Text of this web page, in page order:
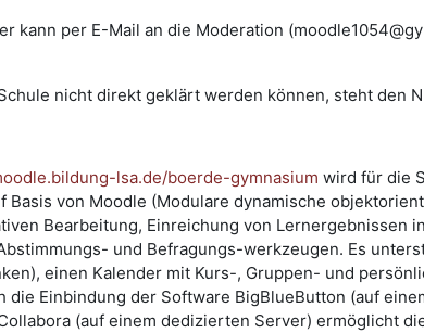
kann per E-Mail an die Moderation
nicht direkt geklärt werden können, steht den
lsa.de/boerde-gymnasium wird für die
Basis von Moodle (Modulare dynamische
Bearbeitung, Einreichung von
und Befragungs-werkzeugen. Es
einen Kalender mit Kurs-, Gruppen- und
die Einbindung der Software BigBlueButton (auf
(auf einem dedizierten Server) ermöglicht